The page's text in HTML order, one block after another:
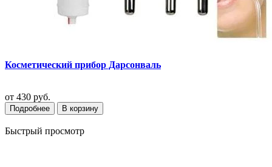
Косметический прибор Дарсонваль
от 430 руб.
Подробнее В корзину
Быстрый просмотр